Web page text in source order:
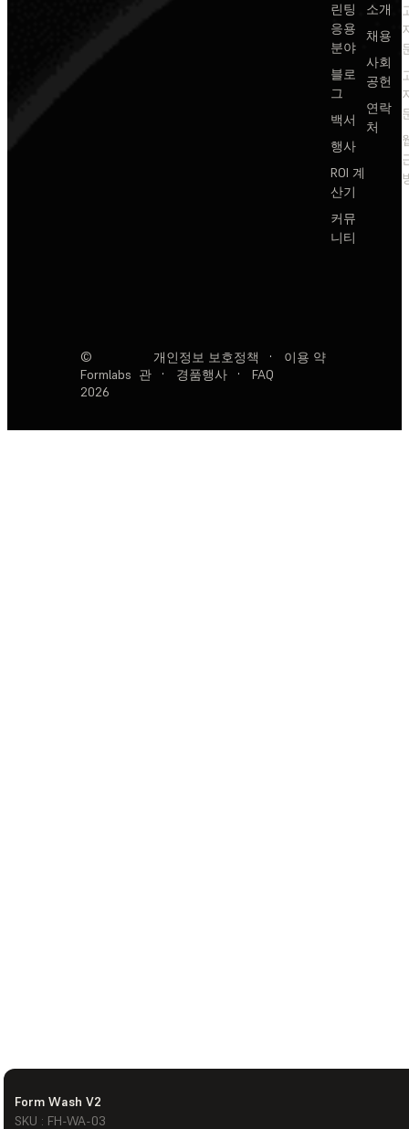
Form Wash V2
SKU : FH-WA-03
린팅
응용
분야
블로
그
백서
행사
ROI 계
산기
커뮤
니티
소개
채용
사회
공헌
연락
처
©
Formlabs
2026
개인정보 보호정책 ·
이용 약
관
· 경품행사 · FAQ